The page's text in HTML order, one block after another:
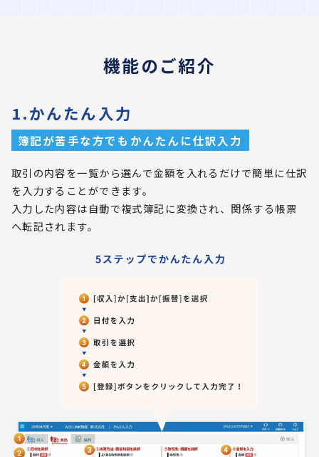
機能のご紹介
1.かんたん入力
簿記が苦手な方でもかんたんに仕訳入力
取引の内容を一覧から選んで金額を入れるだけで簡単に仕訳
を入力することができます。
入力した内容は自動で複式簿記に変換され、関係する帳票
へ転記されます。